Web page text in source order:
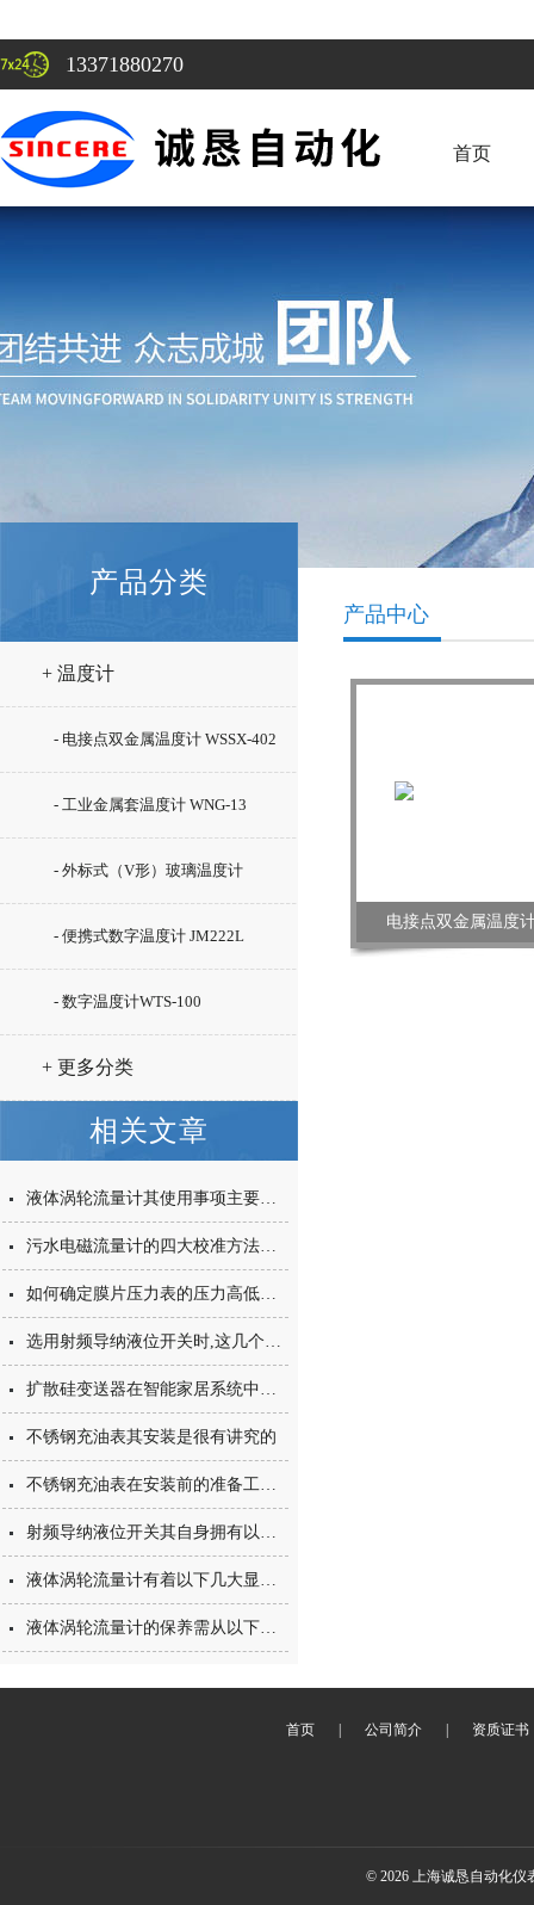
13371880270
首页
产品分类
+ 温度计
- 电接点双金属温度计 WSSX-402
- 工业金属套温度计 WNG-13
- 外标式（V形）玻璃温度计
WLY-12
- 便携式数字温度计 JM222L
- 数字温度计WTS-100
+ 更多分类
相关文章
液体涡轮流量计其使用事项主要涵盖以下几个核心方面
污水电磁流量计的四大校准方法及工作原理
如何确定膜片压力表的压力高低，压力低有什么危害？
选用射频导纳液位开关时,这几个方面您注意了吗？
扩散硅变送器在智能家居系统中的应用探索
不锈钢充油表其安装是很有讲究的
不锈钢充油表在安装前的准备工作如下
射频导纳液位开关其自身拥有以下特点
液体涡轮流量计有着以下几大显著特点
液体涡轮流量计的保养需从以下方面入手
产品中心
电接点双金属温度
首页 公司简介 资质证书
© 2026 上海诚恳自动化仪